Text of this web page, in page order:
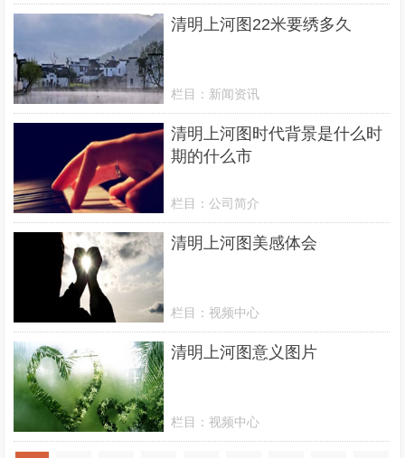
清明上河图22米要绣多久
栏目： 新闻资讯
清明上河图时代背景是什么时
期的什么市
栏目：公司简介
清明上河图美感体会
栏目：视频中心
清明上河图意义图片
栏目：视频中心